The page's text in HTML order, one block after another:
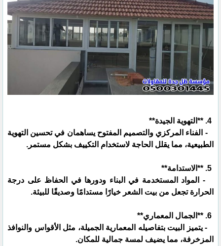
- الفناء المركزي والتصميم المفتوح يساهمان في تحسين التهوية
الطبيعية، مما يقلل الحاجة لاستخدام التكييف بشكل مستمر.
- المواد المستخدمة في البناء ودورها في الحفاظ على درجة
الحرارة تجعل من بيت الشعر خيارًا مستدامًا وصديقًا للبيئة.
- يتميز البيت بتفاصيله المعمارية الجميلة، مثل الأقواس والنوافذ
المزخرفة، مما يضيف لمسة جمالية للمكان.